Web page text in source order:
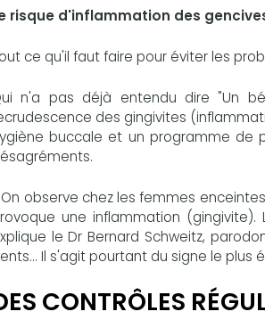
risque d'inflammation des
ce qu'il faut faire pour éviter les
n'a pas déjà entendu dire "Un
des gingivites
buccale et un programme de
On observe chez les femmes
une inflammation
le Dr Bernard Schweitz,
Il s'agit pourtant du signe le
CONTRÔLES